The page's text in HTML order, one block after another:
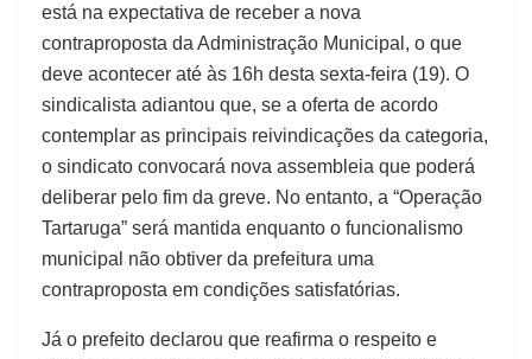
está na expectativa de receber a nova
contraproposta da Administração Municipal, o que
deve acontecer até às 16h desta sexta-feira (19). O
sindicalista adiantou que, se a oferta de acordo
contemplar as principais reivindicações da categoria,
o sindicato convocará nova assembleia que poderá
deliberar pelo fim da greve. No entanto, a “Operação
Tartaruga” será mantida enquanto o funcionalismo
municipal não obtiver da prefeitura uma
contraproposta em condições satisfatórias.
Já o prefeito declarou que reafirma o respeito e